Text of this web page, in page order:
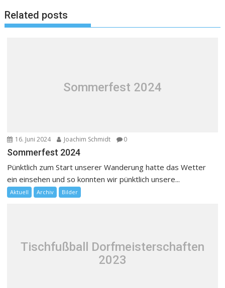
Related posts
Sommerfest 2024
16. Juni 2024 Joachim Schmidt 0
Sommerfest 2024
Pünktlich zum Start unserer Wanderung hatte das Wetter
ein einsehen und so konnten wir pünktlich unsere...
Aktuell Archiv Bilder
Tischfußball Dorfmeisterschaften
2023